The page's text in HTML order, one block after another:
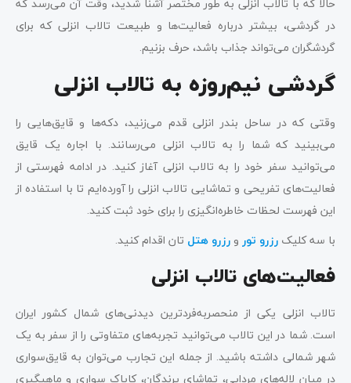
در گردشی، بیشتر درباره فعالیت‌ها و طبیعت تالاب انزلی که برای
گردشگران می‌تواند جذاب باشد، حرف بزنیم.
گردشی نیم‌روزه به تالاب انزلی
وقتی که در ساحل بندر انزلی قدم می‌زنید، دکه‌ها و قایق‌هایی را
می‌بینید که شما را به تالاب انزلی می‌رسانند. با اجاره یک قایق
می‌توانید سفر خود را به تالاب انزلی آغاز کنید. در ادامه فهرستی از
فعالیت‌های تفریحی و تماشایی تالاب انزلی را آورده‌ایم تا با استفاده از
این فهرست لحظات خاطره‌انگیزی را برای خود ثبت کنید.
با سه کلیک رزرو تور و رزرو هتل تان اقدام کنید.
فعالیت‌های تالاب انزلی
تالاب انزلی یکی از منحصربه‌فردترین دیدنی‌های شمال کشور ایران
است. شما در این تالاب می‌توانید تجربه‌های متفاوتی را از سفر به یک
شهر شمالی داشته باشید. از جمله این تجارب می‌توان به قایق‌سواری
در میان لاله‌های مردابی، تماشای پرندگان، کایاک سواری و ماهیگیری